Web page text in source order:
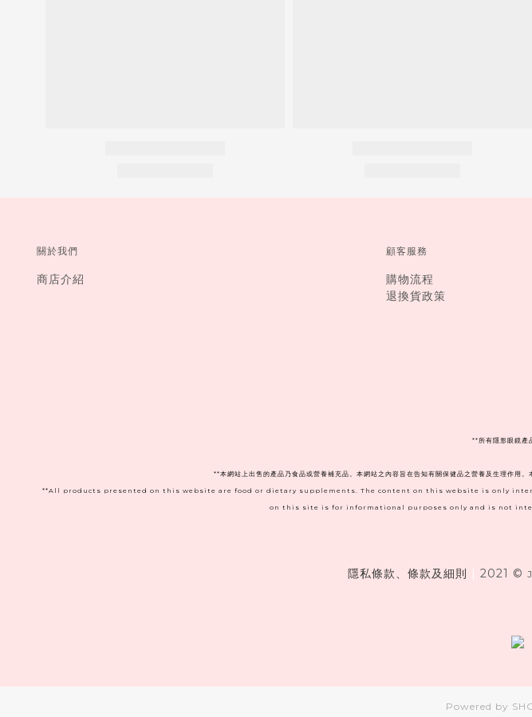
關於我們
商店介紹
顧客服務
購物流程
退換貨政策
** 所有隱形眼鏡產
**本網站上出售的產品乃食品或營養補充品。本網站之內容旨在告知有關保健品之營養及生理作用
**All products presented on this website are food or dietary supplements. The content on this website is only
on this site is for informational purposes only and is not
隱私條款、條款及細則 2021 ©
Powered by